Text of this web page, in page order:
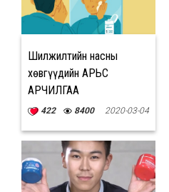
Шилжилтийн насны
хөвгүүдийн АРЬС
АРЧИЛГАА
422 8400 2020-03-04